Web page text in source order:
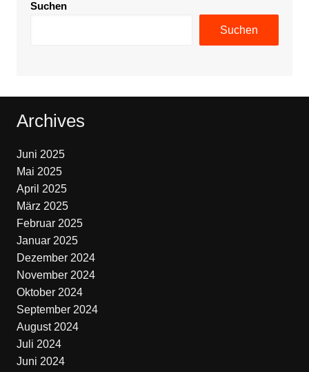
Suchen
Suchen
Archives
Juni 2025
Mai 2025
April 2025
März 2025
Februar 2025
Januar 2025
Dezember 2024
November 2024
Oktober 2024
September 2024
August 2024
Juli 2024
Juni 2024